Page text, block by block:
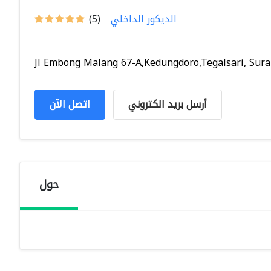
(5) الديكور الداخلي
Jl Embong Malang 67-A,Kedungdoro,Tegalsari,
اتصل الآن أرسل بريد الكتروني
حول